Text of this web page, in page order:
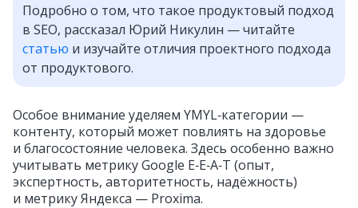
Подробно о том, что такое продуктовый подход
в SEO, рассказал Юрий Никулин — читайте
статью и изучайте отличия проектного подхода
от продуктового.
Особое внимание уделяем YMYL‑категории —
контенту, который может повлиять на здоровье
и благосостояние человека. Здесь особенно важно
учитывать метрику Google E‑E‑A‑T (опыт,
экспертность, авторитетность, надёжность)
и метрику Яндекса — Proxima.